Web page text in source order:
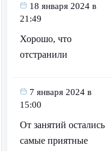
18 января 2024 в
21:49
Хорошо, что
отстранили
7 января 2024 в
15:00
От занятий остались
самые приятные